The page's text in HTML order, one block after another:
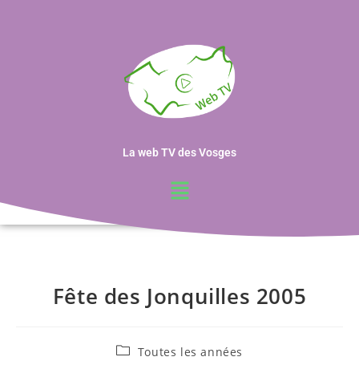
La web TV des Vosges
Fête des Jonquilles 2005
Toutes les années